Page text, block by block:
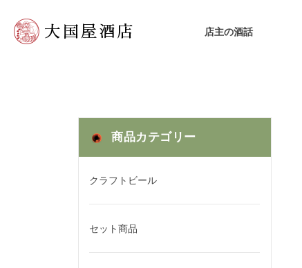
店主の酒話
商品カテゴリー
クラフトビール
セット商品